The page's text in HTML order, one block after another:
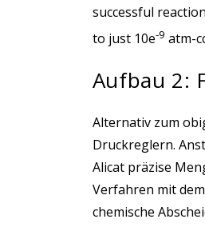
successful
to just 10e-9 atm-
Aufbau 2:
Alternativ zum
Druckreglern.
Alicat präzise
Verfahren mit
chemische